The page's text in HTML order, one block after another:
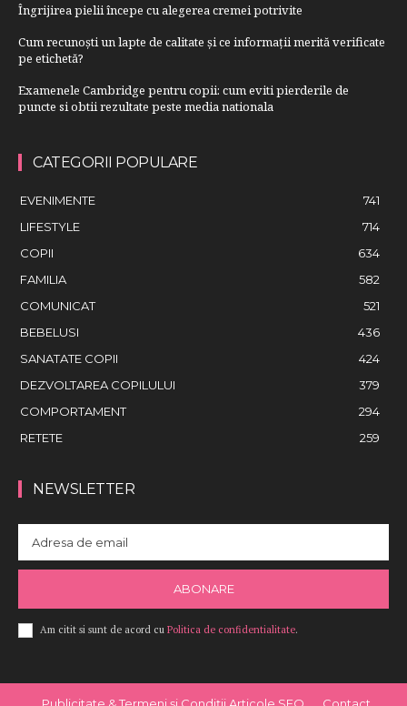
Îngrijirea pielii începe cu alegerea cremei potrivite
Cum recunoști un lapte de calitate și ce informații merită verificate
pe etichetă?
Examenele Cambridge pentru copii: cum eviti pierderile de
puncte si obtii rezultate peste media nationala
CATEGORII POPULARE
EVENIMENTE
741
LIFESTYLE
714
COPII
634
FAMILIA
582
COMUNICAT
521
BEBELUSI
436
SANATATE COPII
424
DEZVOLTAREA COPILULUI
379
COMPORTAMENT
294
RETETE
259
NEWSLETTER
ABONARE
Am citit si sunt de acord cu Politica de confidentialitate.
Publicitate & Termeni și Condiții Articole SEO Contact